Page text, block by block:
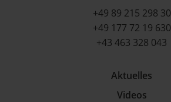
+49 89 215 298 30
+49 177 72 19 630
+43 463 328 043
Aktuelles
Videos